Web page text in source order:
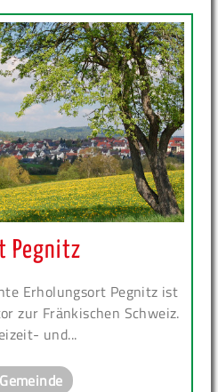
Pegnitz
Erholungsort Pegnitz ist
zur Fränkischen Schweiz.
und...